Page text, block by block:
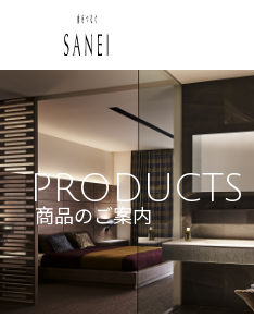
PRODUCTS
商品のご案内